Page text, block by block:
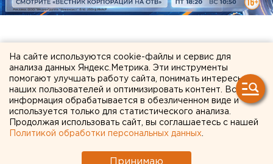
ЧИТАЙТЕ ТАКЖЕ:
Ракетную опасность объявили в
Свердловской области
Исторический центр Оренбурга застроят по
КРТ, а история с небоскребами — на паузе
На сайте используются cookie-файлы и сервис для
анализа данных Яндекс.Метрика. Эти инструменты
помогают улучшать работу сайта, понимать интересы
наших пользователей и оптимизировать контент. Вся
информация обрабатывается в обезличенном виде и
используется только для статистического анализа.
Продолжая использовать сайт, вы соглашаетесь с нашей
Политикой обработки персональных данных
Принимаю